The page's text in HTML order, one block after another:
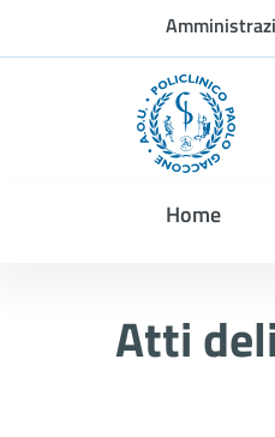
Skip to Main Content
trasparente
Home
Atti